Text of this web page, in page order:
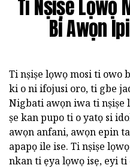
Ti Nṣiṣe Lọwọ
Bi Awọn
Ti nṣiṣe lọwọ mosi ti owo
ki o ni ifojusi oro, ti gbe
Nigbati awọn iwa ti nṣiṣe
ṣe kan pupo ti o yatọ si
awọn anfani, awọn epin
apapọ ile ise. Ti nṣiṣe
nkan ti ẹya lọwọ isẹ, eyi